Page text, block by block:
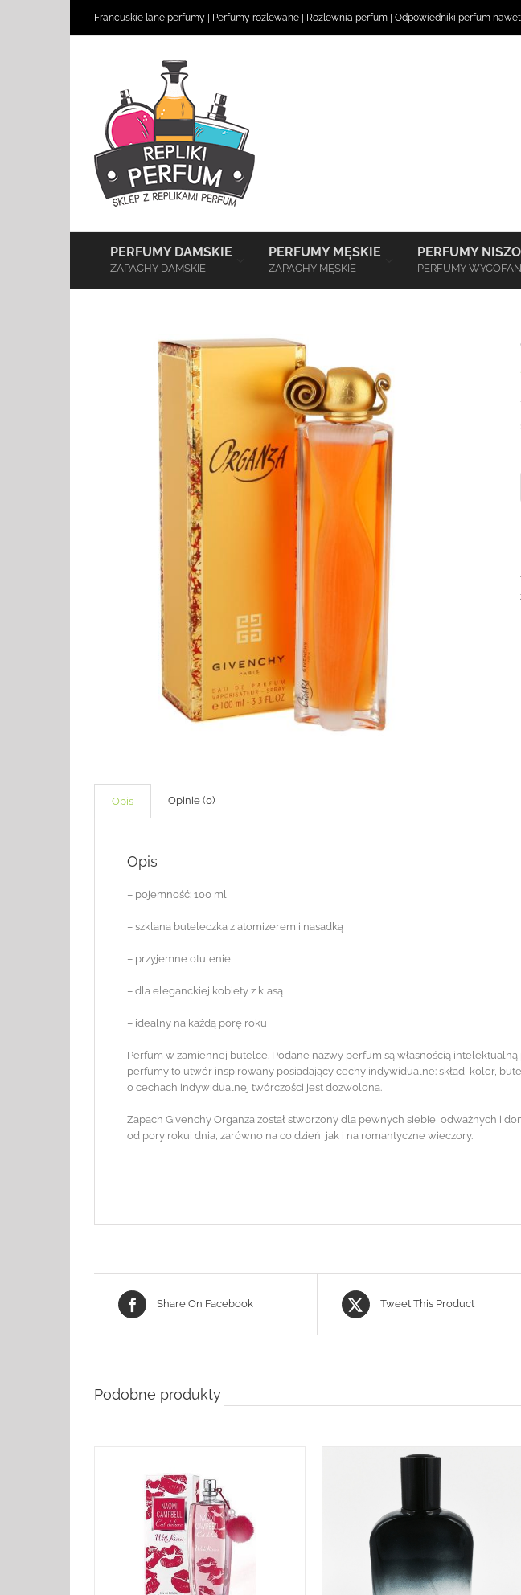
Francuskie lane perfumy Perfumy rozlewane Rozlewnia perfum Odpowiedniki perfum
PERFUMY DAMSKIE
ZAPACHY DAMSKIE
PERFUMY MĘSKIE
ZAPACHY MĘSKIE
PERFUMY
PERFUMY
Opis Opinie (0)
Opis
– pojemność: 100 ml
– szklana buteleczka z atomizerem i nasadką
– przyjemne otulenie
– dla eleganckiej kobiety z klasą
– idealny na każdą porę roku
Perfum w zamiennej butelce. Podane nazwy perfum są własnością
perfumy to utwór inspirowany posiadający cechy indywidualne: skład, kolor,
o cechach indywidualnej twórczości jest dozwolona.
Zapach Givenchy Organza został stworzony dla pewnych siebie, odważnych i
od pory rokui dnia, zarówno na co dzień, jak i na romantyczne wieczory.
Share On Facebook Tweet This Product
Podobne produkty